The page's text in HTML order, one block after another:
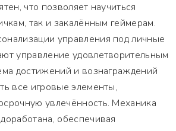
что позволяет научиться
так и закалённым геймерам.
управления под личные
управление удовлетворительным
достижений и вознаграждений
все игровые элементы,
увлечённость. Механика
обеспечивая